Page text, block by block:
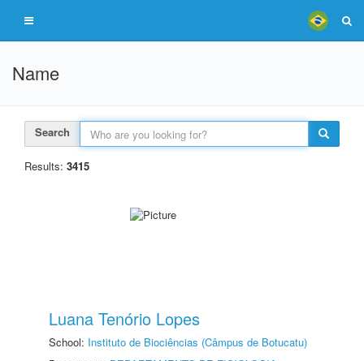
Name
Search
Results: 3415
Luana Tenório Lopes
School: Instituto de Biociências (Câmpus de Botucatu)